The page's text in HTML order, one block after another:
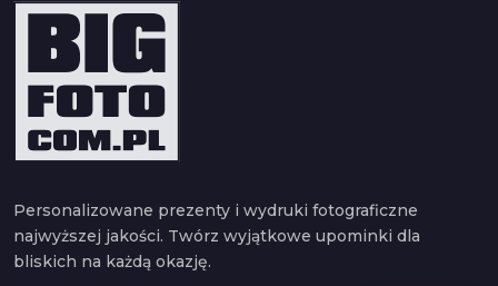
Personalizowane prezenty i wydruki fotograficzne
najwyższej jakości. Twórz wyjątkowe upominki dla
bliskich na każdą okazję.